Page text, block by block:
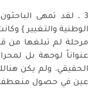
3 ـ لقد تمهى
الوطنية والتغيير }
مرحلة لم تبلغها من
عنواناً لوجهة بل
الحقيقي. ولم يكن
عين في حصول منعطف